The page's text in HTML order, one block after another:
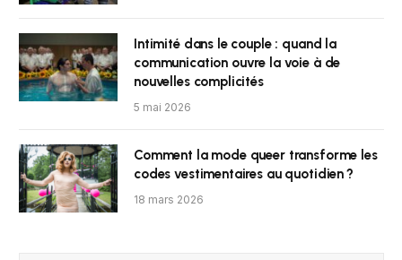
Intimité dans le couple : quand la
communication ouvre la voie à de
nouvelles complicités
5 mai 2026
Comment la mode queer transforme les
codes vestimentaires au quotidien ?
18 mars 2026